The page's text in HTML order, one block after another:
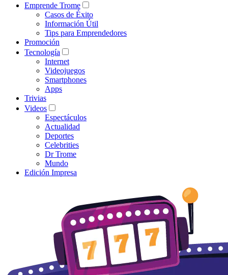
Emprende Trome
Casos de Éxito
Información Útil
Tips para Emprendedores
Promoción
Tecnología
Internet
Videojuegos
Smartphones
Apps
Trivias
Videos
Espectáculos
Actualidad
Deportes
Celebrities
Dr Trome
Mundo
Edición Impresa